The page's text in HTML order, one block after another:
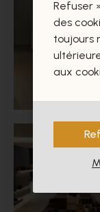
Refuser
des
toujours
aux